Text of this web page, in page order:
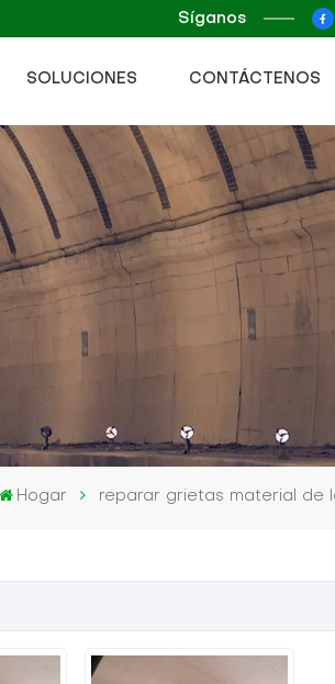
Síganos
SOLUCIONES CONTÁCTENOS
Hogar reparar grietas material de